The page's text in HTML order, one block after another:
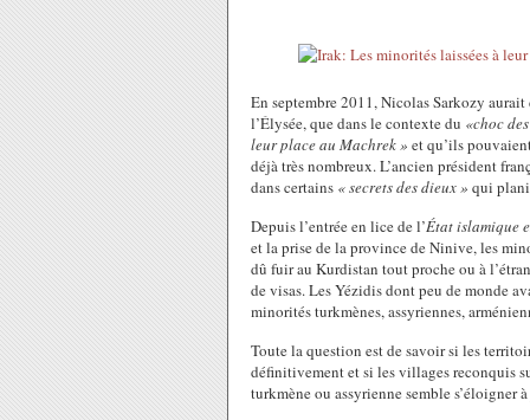
En septembre 2011, Nicolas Sarkozy
l’Élysée, que dans le contexte du «choc
leur place au Machrek » et qu’ils
déjà très nombreux. L’ancien président
dans certains « secrets des dieux » qui
Depuis l’entrée en lice de l’État islamique
et la prise de la province de Ninive, les
dû fuir au Kurdistan tout proche ou à
de visas. Les Yézidis dont peu de monde
minorités turkmènes, assyriennes,
Toute la question est de savoir si les
définitivement et si les villages reconquis
turkmène ou assyrienne semble s’éloigner